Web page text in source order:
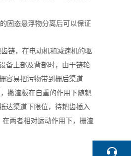
固态悬浮物分离后可以保证
链，在电动机和减速机的驱
备上部及背部时，由于链轮
容易把污物带到栅后渠道
撇渣板在自重的作用下随耙
达渠道下限位，待耙齿插入
两者相对运动作用下，栅渣